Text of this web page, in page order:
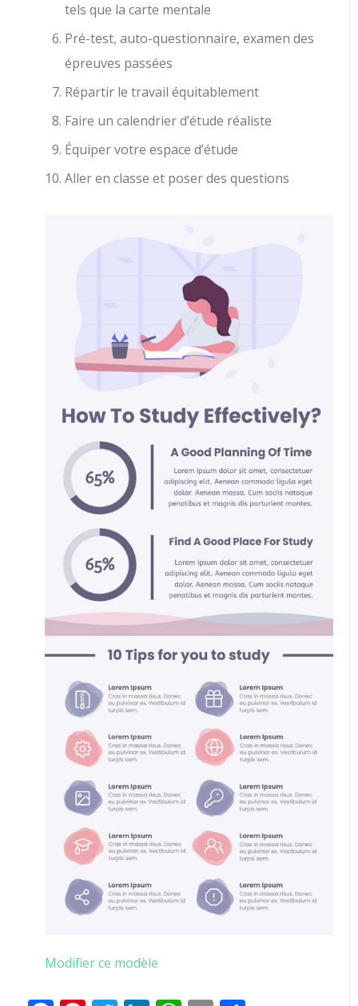
tels que la carte mentale
Pré-test, auto-questionnaire, examen des
épreuves passées
Répartir le travail équitablement
Faire un calendrier d’étude réaliste
Équiper votre espace d’étude
Aller en classe et poser des questions
Modifier ce modèle